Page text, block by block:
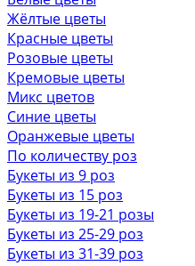
Жёлтые цветы
Красные цветы
Розовые цветы
Кремовые цветы
Микс цветов
Синие цветы
Оранжевые цветы
По количеству роз
Букеты из 9 роз
Букеты из 15 роз
Букеты из 19-21 розы
Букеты из 25-29 роз
Букеты из 31-39 роз